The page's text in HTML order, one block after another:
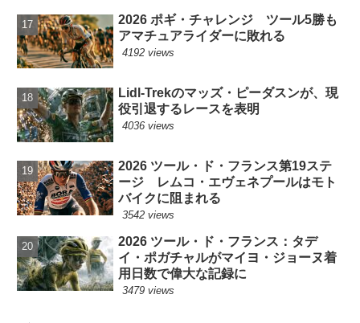
2026 ポギ・チャレンジ ツール5勝も
アマチュアライダーに敗れる
4192 views
Lidl-Trekのマッズ・ピーダスンが、現
役引退するレースを表明
4036 views
2026 ツール・ド・フランス第19ステ
ージ レムコ・エヴェネプールはモト
バイクに阻まれる
3542 views
2026 ツール・ド・フランス：タデ
イ・ポガチャルがマイヨ・ジョーヌ着
用日数で偉大な記録に
3479 views